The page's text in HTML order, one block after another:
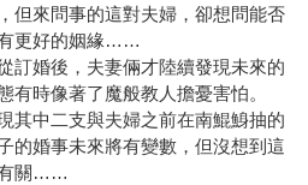
但來問事的這對夫婦，卻想問能否
更好的姻緣……
訂婚後，夫妻倆才陸續發現未來的
有時像著了魔般教人擔憂害怕。
其中二支與夫婦之前在南鯤鯓抽的
的婚事未來將有變數，但沒想到這
有關……